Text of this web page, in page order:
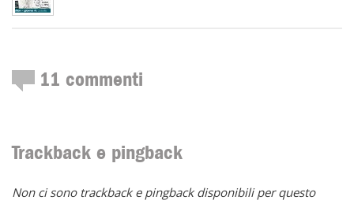
11 commenti
Trackback e pingback
Non ci sono trackback e pingback disponibili per questo